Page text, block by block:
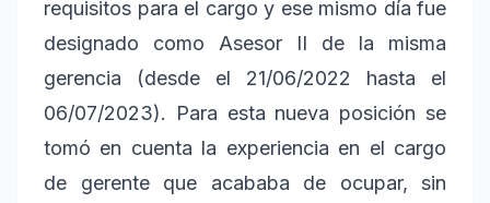
requisitos para el cargo y ese mismo día fue
designado como Asesor II de la misma
gerencia (desde el 21/06/2022 hasta el
06/07/2023). Para esta nueva posición se
tomó en cuenta la experiencia en el cargo
de gerente que acababa de ocupar, sin